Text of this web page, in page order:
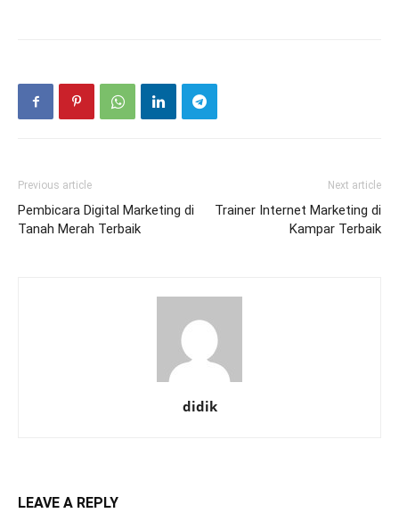
Previous article
Pembicara Digital Marketing di
Tanah Merah Terbaik
Next article
Trainer Internet Marketing di
Kampar Terbaik
didik
LEAVE A REPLY